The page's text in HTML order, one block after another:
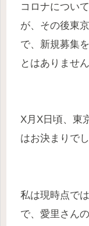
コロナについ
が、その後東
で、新規募集
とはありませ
X月X日頃、東
はお決まりで
私は現時点で
で、愛里さん